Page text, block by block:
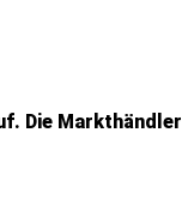
Die Markthändler